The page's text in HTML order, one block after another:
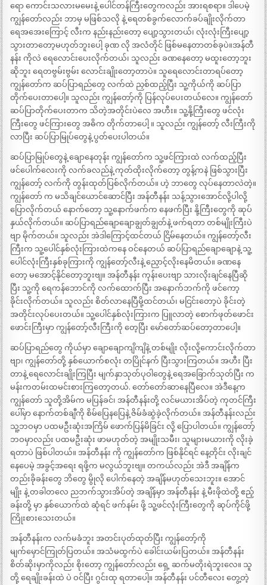
ရော ကောင်းသလားမမေးနဲ့ ပေါင်တန်ကြီးတွေကလည်း အားရစရာ။ ဒါပေမဲ့
ကျွန်တော်လည်း ဘာမှ မဖြစ်သလို နဲ့ ရေတစ်ခွက်လောက်ခပ်ချိုးလိုက်တာ
ရေအအေးကြောင့် လီးက နည်းနည်းတော့ ပျော့သွားတယ်၊ လုံးလုံးကြီးပျော့
သွားတာတော့မဟုတ်ဘူးပေါ့ ခုဏ လို အလံတိုင် ဖြစ်မနေတာတစ်ခုပဲ။အန်တီ
နန်း ကိုလဲ ရေလောင်းပေးလိုက်တယ်၊ သူလည်း ခဏနေတော့ မထူးတော့ဘူး
ဆိုဘူး ရေတဗွမ်းဗွမ်း လောင်းချိုးတော့တာပဲ။ သူရေလောင်းတာရပ်တော့
ကျွန်တော်က ဆပ်ပြာရည်တွေ လက်ထဲ ညှစ်ထည့်ပြီး သူ့ကိုယ်ကို ဆပ်ပြာ
တိုက်ပေးတာပေါ့။ သူလည်း ကျွန်တော့်ကို ပြန်လုပ်ပေးတယ်လေ။ ကျွန်တော်
ဆပ်ပြာတိုက်ပေးတာက သိတဲ့အတိုင်းပဲလေ အဟီး။ သူ့နို့ကြီးတွေ ဖင်လုံး
ကြီးတွေ ဖင်ကြားတွေ အဓိက တိုက်တာပေါ့ ။ သူလည်း ကျွန်တော့် လီးကြီးကို
လာပြီး ဆပ်ပြာမြုပ်တွေနဲ့ ပွတ်ပေးပါတယ်။
ဆပ်ပြာမြုပ်တွေနဲ့ ချောနေတုန်း ကျွန်တော်က သူ့ဖင်ကြားထဲ လက်ထည့်ပြီး
ဖင်ပေါက်လေးကို လက်ခလည်နဲ့ ကုတ်ထိုးလိုက်တော့ တွန့်ကနဲ ဖြစ်သွားပြီး
ကျွန်တော့် လက်ကို တွန်းထုတ်ပြစ်လိုက်တယ်။ ဟဲ့ ဘာတွေ လုပ်နေတာလဲတဲ့။
ကျွန်တော် က မသိချင်ယောင်ဆောင်ပြီး အန်တီနန်း သန့်သွားအောင်လို့ပါလို့
ပြောလိုက်တယ် နောက်တော့ သူ့နောက်ဖက်က နေဖက်ပြီး နို့ကြီးတွေကို ဆုပ်
နှယ်လိုက်တယ်။ ဆပ်ပြာရည်ချောချောချွတ်ချွတ်နဲ့ ဖက်ရတာ တစ်မျိုးကြီးပဲ
ဗျာ မိုက်တယ်။ သူလည်း အဲဒါကြောင့်ထင်တယ် ငြိမ်နေတယ်။ ကျွန်တော့်လီး
ကြီးက သူ့ပေါင်နှစ်လုံးကြားထဲကနေ ဝင်နေတယ် ဆပ်ပြာရည်ချောချောနဲ့ သူ့
ပေါင်လုံးကြီးနှစ်ခုကြားကို ကျွန်တော့်လီးနဲ့ ညှောင့်လိုးနေမိတယ်။ ခဏနေ
တော့ မအောင့်နိုင်တော့ဘူးဗျ။ အန်တီနန်း ကုန်းပေးဗျာ သားလိုးချင်နေပြီဆို
ပြီး သူ့ကို ရေကန်ဘောင်ကို လက်ထောက်ပြီး အနောက်ဘက်ကို ဖင်ကော့
ခိုင်းလိုက်တယ်။ သူလည်း စိတ်လာနေပြီမို့ထင်တယ်၊ မငြင်းတော့ပဲ ခိုင်းတဲ့
အတိုင်းလုပ်ပေးတယ်။ သူ့ပေါင်နှစ်လုံးကြားက ပြူလာတဲ့ စောက်ဖုတ်ဖောင်း
ဖောင်းကြီးမှာ ကျွန်တော့်လီးကြီးကို တေ့ပြီး မော်တော်ဆပ်တော့တာပေါ့။
ဆပ်ပြာရည်တွေ ကိုယ်မှာ ချောချောကျိကျိနဲ့ တစ်မျိုး လိုးလို့ကောင်းလိုက်တာ
ဗျာ၊ ကျွန်တော်တို့ နှစ်ယောက်စလုံး တပြိုင်နက် ပြီးသွားကြတယ်။ အဟီး ပြီး
တာနဲ့ ရေလောင်းချိုးကြပြီး မျက်နှာသုတ်ပုဝါတွေနဲ့ ရေအခြောက်သုတ်ပြီး က
မန်းကတမ်းထမင်းစားကြတော့တယ်. တော်တော်ဆာနေပြီလေ။ အဲဒီနေ့က
ကျွန်တော် သူတို့အိမ်က မပြန်ခင်၊ အန်တီနန်းတို့ လင်မယားအိပ်တဲ့ ကုတင်ကြီး
ပေါ်မှာ နောက်တစ်ချီကို စိမ်ပြေနပြေနဲ့ ဇိမ်ခံဆွဲခဲ့လိုက်တယ်။ အန်တီနန်းလည်း
သူ့ဘဝမှာ ပထမဦးဆုံးအကြိမ် ဖောက်ပြန်မိခြင်း လို့ ပြောပါတယ်။ ကျွန်တော့်
ဘဝမှာလည်း ပထမဦးဆုံး ဖာမဟုတ်တဲ့ အမျိုးသမီး၊ သူများမယားကို လိုးခဲ့
ရတာပဲ ဖြစ်ပါတယ်။ အန်တီနန်း ကို ကျွန်တော်က ဖြစ်နိုင်ရင် နေ့တိုင်း လိုးချင်
နေပေမဲ့ အခွင့်အရေး ရဖို့က မလွယ်ဘူးဗျ။ တကယ်လည်း အဲဒီ အချိန်က
တည်းခိုခန်းတွေ ဘိတွေ မွိုလို ပေါက်နေတဲ့ အချိန်မဟုတ်သေးဘူး။ အောင်
မျိုး နဲ့ တခါတလေ ညဘက်သွားအိပ်တဲ့ အချိန်မှာ အန်တီနန်း နဲ့ မီးဖိုထဲတို့ ဧည့်
ခန်းတို့ မှာ နှစ်ယောက်ထဲ ဆုံရင် ဖက်နမ်း ဖို့ သူ့ဖင်လုံးကြီးတွေကို ဆုပ်ကိုင်ဖို့
ကြိုးစားသေးတယ်။
အန်တီနန်းက လက်မခံဘူး အတင်းပုတ်ထုတ်ပြီး ကျွန်တော့်ကို
မျက်မှောင်ကြုတ်ပြတယ်။ အသံမထွက်ပဲ ခေါင်းယမ်းပြတယ်။ အန်တီနန်း
စိတ်ဆိုးမှာကိုလည်း စိုးတော့ ကျွန်တော်လည်း ရှေ့ ဆက်မတိုးရဲဘူးလေ။ သူ
တို့ ရေချိုးခန်းထဲ ပဲ ဝင်ပြီး ဂွင်းထု ရတာပေါ့။ အန်တီနန်း ပင်တီလေး တွေ့တဲ့